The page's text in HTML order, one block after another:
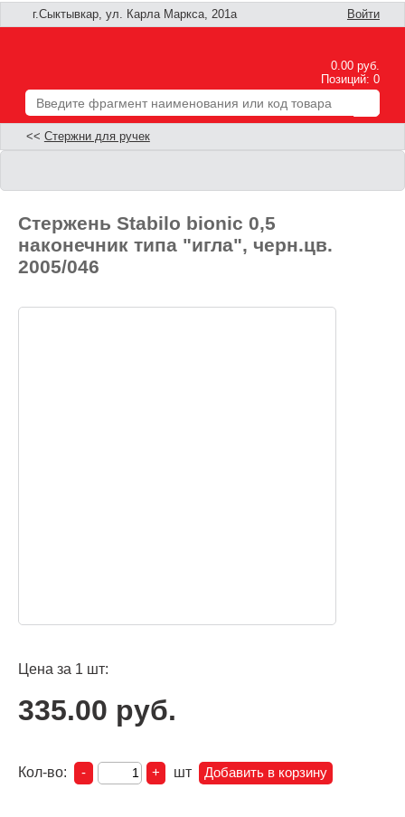
г.Сыктывкар, ул. Карла Маркса, 201а Войти
0.00 руб.
Позиций: 0
<< Стержни для ручек
Стержень Stabilo bionic 0,5
наконечник типа "игла", черн.цв.
2005/046
Цена за 1 шт:
335.00 руб.
Кол-во: шт